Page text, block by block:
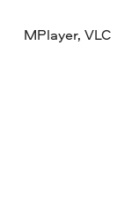
MPlayer, VLC